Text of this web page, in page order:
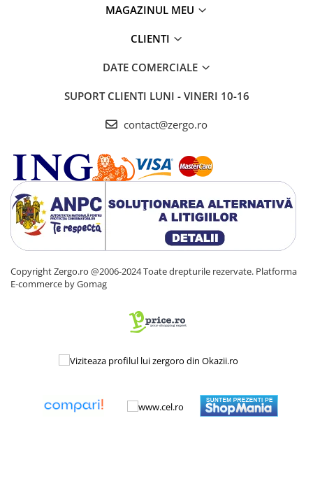
MAGAZINUL MEU
CLIENTI
DATE COMERCIALE
SUPORT CLIENTI LUNI - VINERI 10-16
contact@zergo.ro
Copyright Zergo.ro @2006-2024 Toate drepturile rezervate. Platforma
E-commerce by Gomag